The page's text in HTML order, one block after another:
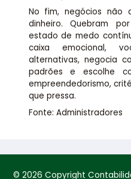
No fim, negócios não
dinheiro. Quebram
estado de medo
caixa emocional,
alternativas, negocia
padrões e escolhe
empreendedorismo,
que pressa.
Fonte: Administradores
© 2026 Copyright